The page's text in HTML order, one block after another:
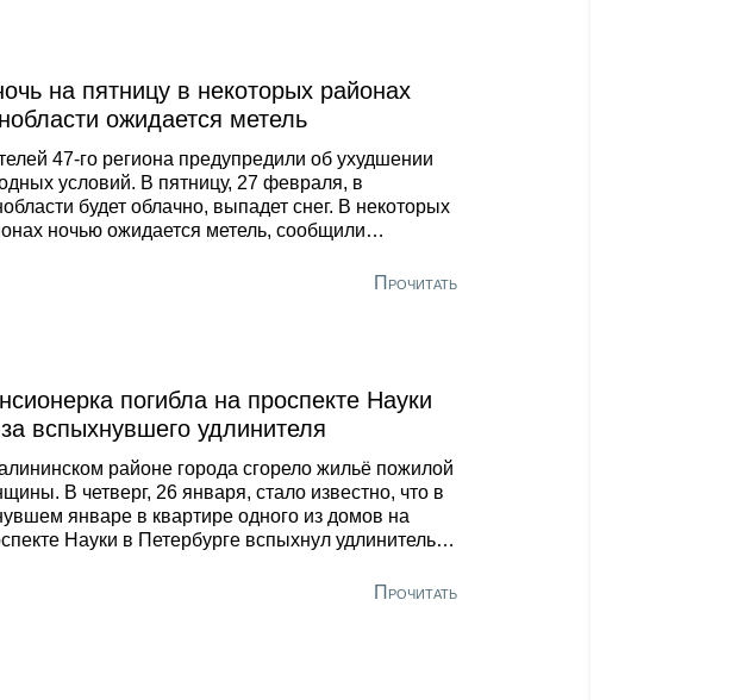
на пятницу в некоторых районах
ожидается метель
47-го региона предупредили об ухудшении
условий. В пятницу, 27 февраля, в
будет облачно, выпадет снег. В некоторых
ночью ожидается метель, сообщили
суток температура воздуха составит -1, -6
а днём существенно не изменится.
Прочитать
погибла на проспекте Науки
вспыхнувшего удлинителя
районе города сгорело жильё пожилой
В четверг, 26 января, стало известно, что в
январе в квартире одного из домов на
Науки в Петербурге вспыхнул удлинитель.
пресс-служба городского управления МЧС.
Прочитать